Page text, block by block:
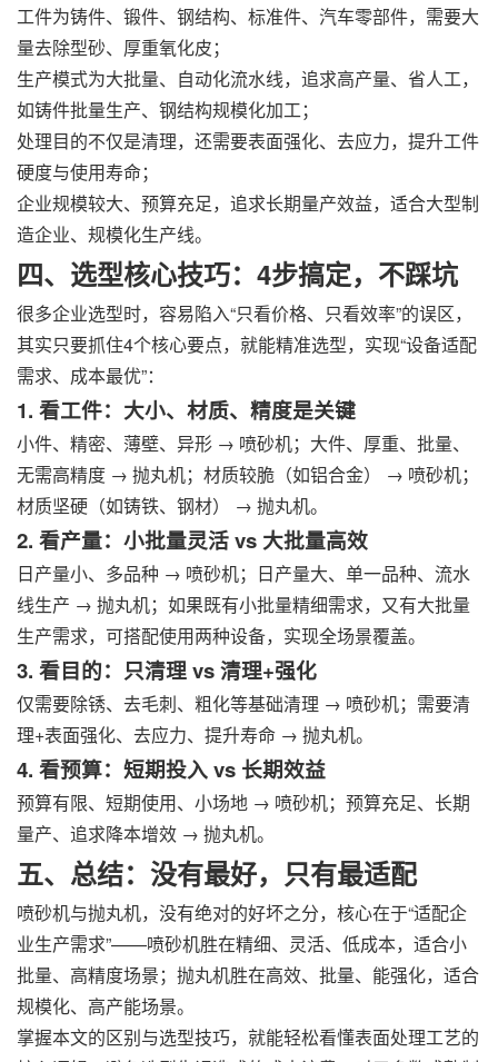
工件为铸件、锻件、钢结构、标准件、汽车零部件，需要大
量去除型砂、厚重氧化皮；
生产模式为大批量、自动化流水线，追求高产量、省人工，
如铸件批量生产、钢结构规模化加工；
处理目的不仅是清理，还需要表面强化、去应力，提升工件
硬度与使用寿命；
企业规模较大、预算充足，追求长期量产效益，适合大型制
造企业、规模化生产线。
四、选型核心技巧：4步搞定，不踩坑
很多企业选型时，容易陷入“只看价格、只看效率”的误区，
其实只要抓住4个核心要点，就能精准选型，实现“设备适配
需求、成本最优”：
1. 看工件：大小、材质、精度是关键
小件、精密、薄壁、异形 → 喷砂机；大件、厚重、批量、
无需高精度 → 抛丸机；材质较脆（如铝合金） → 喷砂机；
材质坚硬（如铸铁、钢材） → 抛丸机。
2. 看产量：小批量灵活 vs 大批量高效
日产量小、多品种 → 喷砂机；日产量大、单一品种、流水
线生产 → 抛丸机；如果既有小批量精细需求，又有大批量
生产需求，可搭配使用两种设备，实现全场景覆盖。
3. 看目的：只清理 vs 清理+强化
仅需要除锈、去毛刺、粗化等基础清理 → 喷砂机；需要清
理+表面强化、去应力、提升寿命 → 抛丸机。
4. 看预算：短期投入 vs 长期效益
预算有限、短期使用、小场地 → 喷砂机；预算充足、长期
量产、追求降本增效 → 抛丸机。
五、总结：没有最好，只有最适配
喷砂机与抛丸机，没有绝对的好坏之分，核心在于“适配企
业生产需求”——喷砂机胜在精细、灵活、低成本，适合小
批量、高精度场景；抛丸机胜在高效、批量、能强化，适合
规模化、高产能场景。
掌握本文的区别与选型技巧，就能轻松看懂表面处理工艺的